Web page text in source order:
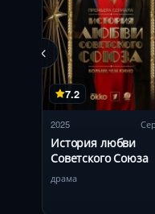
7.2
2025
История любви
Советского Союза
драма